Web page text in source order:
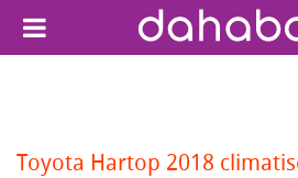
Toyota Hartop 2018